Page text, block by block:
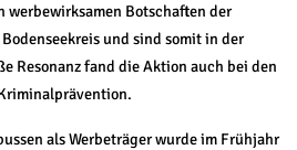
werbewirksamen Botschaften der
und sind somit in der
Resonanz fand die Aktion auch bei den
als Werbeträger wurde im Frühjahr